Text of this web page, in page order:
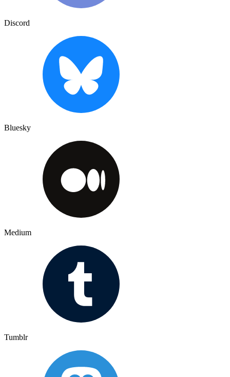
Discord
Bluesky
Medium
Tumblr